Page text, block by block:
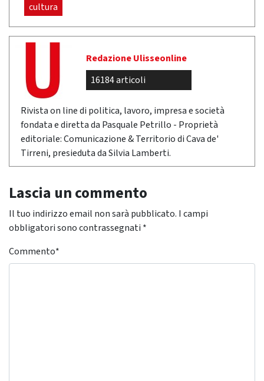
cultura
Redazione Ulisseonline
16184 articoli
Rivista on line di politica, lavoro, impresa e società
fondata e diretta da Pasquale Petrillo - Proprietà
editoriale: Comunicazione & Territorio di Cava de'
Tirreni, presieduta da Silvia Lamberti.
Lascia un commento
Il tuo indirizzo email non sarà pubblicato. I campi
obbligatori sono contrassegnati *
Commento*